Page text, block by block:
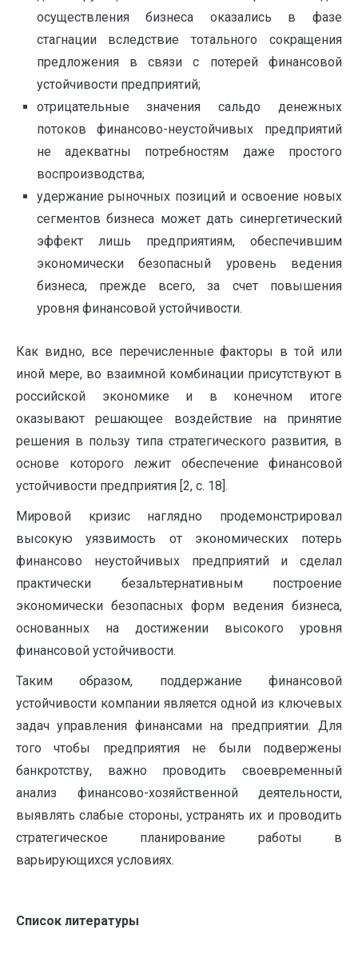
осуществления бизнеса оказались в фазе
стагнации вследствие тотального сокращения
предложения в связи с потерей финансовой
устойчивости предприятий;
отрицательные значения сальдо денежных
потоков финансово-неустойчивых предприятий
не адекватны потребностям даже простого
воспроизводства;
удержание рыночных позиций и освоение новых
сегментов бизнеса может дать синергетический
эффект лишь предприятиям, обеспечившим
экономически безопасный уровень ведения
бизнеса, прежде всего, за счет повышения
уровня финансовой устойчивости.
Как видно, все перечисленные факторы в той или
иной мере, во взаимной комбинации присутствуют в
российской экономике и в конечном итоге
оказывают решающее воздействие на принятие
решения в пользу типа стратегического развития, в
основе которого лежит обеспечение финансовой
устойчивости предприятия [2, c. 18].
Мировой кризис наглядно продемонстрировал
высокую уязвимость от экономических потерь
финансово неустойчивых предприятий и сделал
практически безальтернативным построение
экономически безопасных форм ведения бизнеса,
основанных на достижении высокого уровня
финансовой устойчивости.
Таким образом, поддержание финансовой
устойчивости компании является одной из ключевых
задач управления финансами на предприятии. Для
того чтобы предприятия не были подвержены
банкротству, важно проводить своевременный
анализ финансово-хозяйственной деятельности,
выявлять слабые стороны, устранять их и проводить
стратегическое планирование работы в
варьирующихся условиях.
Список литературы